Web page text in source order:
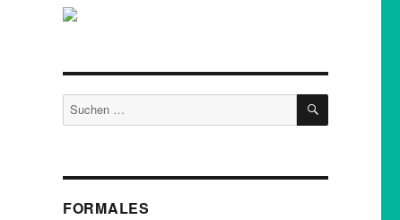
Suchen
nach:
SUCHEN
FORMALES